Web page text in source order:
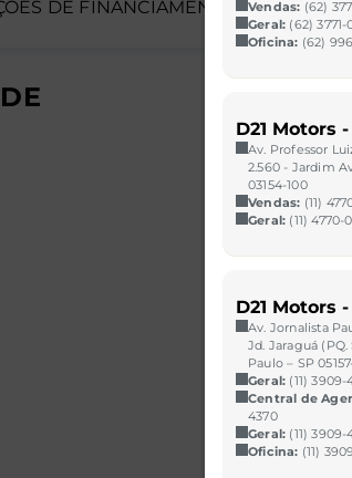
DE FINANCIAMENTO,
COMPASS
Vendas: (62)
Geral: (62)
Oficina: (62)
D21 Motors
Av. Professor
2.560 - Jardim
03154-100
Vendas: (11)
Geral: (11) 4770-
D21 Motors
Av. Jornalista
Jd. Jaraguá
Paulo – SP
Geral: (11)
Central de
4370
Geral: (11)
Oficina: (11)